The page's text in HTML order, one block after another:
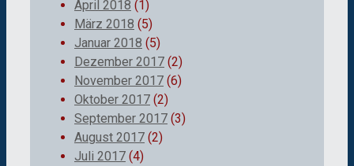
April 2018 (1)
März 2018 (5)
Januar 2018 (5)
Dezember 2017 (2)
November 2017 (6)
Oktober 2017 (2)
September 2017 (3)
August 2017 (2)
Juli 2017 (4)